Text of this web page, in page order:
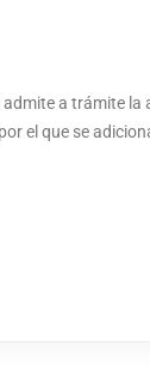
a trámite
el que se